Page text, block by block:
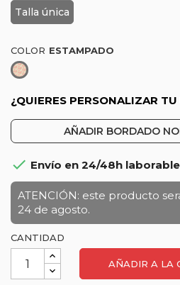
Talla única
COLOR
Estampado
¿QUIERES PERSONALIZAR
AÑADIR BORDADO
 Envío en 24/48h
ATENCIÓN: este producto
24 de agosto.
CANTIDAD
AÑADIR A LA